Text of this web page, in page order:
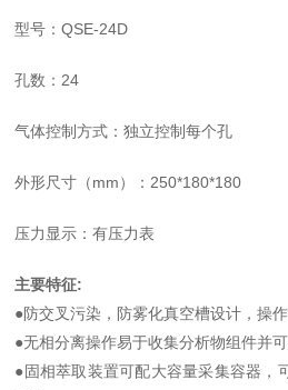
型号：QSE-24D
孔数：24
气体控制方式：独立控制每个孔
外形尺寸（mm）： 250*180*180
压力显示：有压力表
主要特征:
●防交叉污染，防雾化真空槽设计，操作
●无相分离操作易于收集分析物组件并可
●固相萃取装置可配大容量采集容器，